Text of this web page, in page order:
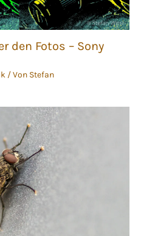
den Fotos – Sony
/ Von Stefan